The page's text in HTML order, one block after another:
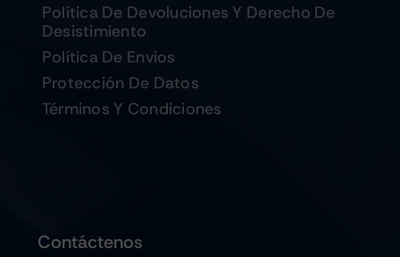
Política De Devoluciones Y Derecho De
Desistimiento
Política De Envios
Protección De Datos
Términos Y Condiciones
Contáctenos